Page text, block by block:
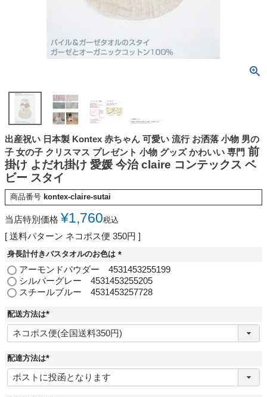
出産祝い 日本製 Kontex 赤ちゃん 可愛い 流行 お洒落 小物 男の
子 女の子 クリスマス プレゼント 小物 グッズ かわいい 専門 前
掛け よだれ掛け 愛媛 今治 claire コンテックス ベ
ビー スタイ
商品番号 kontex-claire-sutai
当店特別価格 ¥1,760税込
送料パターン ネコポス便 350円
身長計付きバスタオルのお色は
必
須
)
アーモンドパウダー 4531453255199
シルバーグレー 4531453255205
スチールブルー 4531453257728
配送方法は
(
必
須
配達方法は
(
必
須